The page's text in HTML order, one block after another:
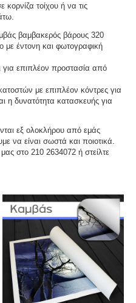
κορνίζα τοίχου ή να τις
βαμβακερός βάρους 320
με έντονη και φωτογραφική
για επιπλέον προστασία από
με επιπλέον κόντρες για
η δυνατότητα κατασκευής για
εξ ολοκλήρου από εμάς
να είναι σωστά και ποιοτικά.
στο 210 2634072 ή στείλτε